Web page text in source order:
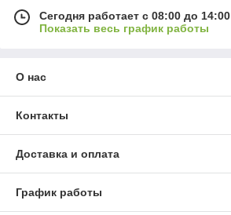
Сегодня работает с 08:00 до 14:00
Показать весь график работы
О нас
Контакты
Доставка и оплата
График работы